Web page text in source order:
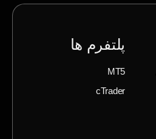
پلتفرم ها
MT5
cTrader